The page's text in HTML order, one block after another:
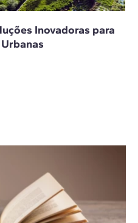
Inovadoras para